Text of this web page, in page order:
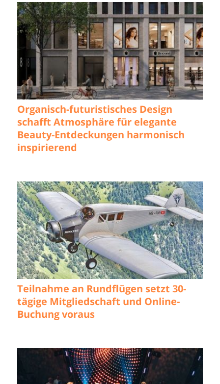
Organisch-futuristisches Design
schafft Atmosphäre für elegante
Beauty-Entdeckungen harmonisch
inspirierend
Teilnahme an Rundflügen setzt 30-
tägige Mitgliedschaft und Online-
Buchung voraus